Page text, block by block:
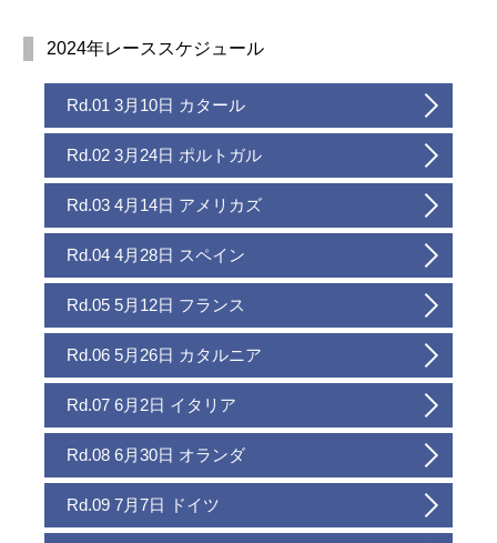
2024年レーススケジュール
Rd.01 3月10日 カタール
Rd.02 3月24日 ポルトガル
Rd.03 4月14日 アメリカズ
Rd.04 4月28日 スペイン
Rd.05 5月12日 フランス
Rd.06 5月26日 カタルニア
Rd.07 6月2日 イタリア
Rd.08 6月30日 オランダ
Rd.09 7月7日 ドイツ